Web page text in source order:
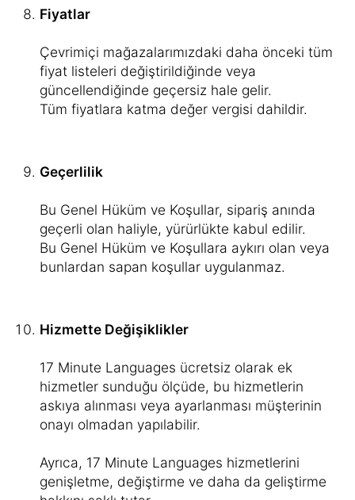
Fiyatlar
Çevrimiçi mağazalarımızdaki daha önceki tüm
fiyat listeleri değiştirildiğinde veya
güncellendiğinde geçersiz hale gelir.
Tüm fiyatlara katma değer vergisi dahildir.
Geçerlilik
Bu Genel Hüküm ve Koşullar, sipariş anında
geçerli olan haliyle, yürürlükte kabul edilir.
Bu Genel Hüküm ve Koşullara aykırı olan veya
bunlardan sapan koşullar uygulanmaz.
Hizmette Değişiklikler
17 Minute Languages ücretsiz olarak ek
hizmetler sunduğu ölçüde, bu hizmetlerin
askıya alınması veya ayarlanması müşterinin
onayı olmadan yapılabilir.
Ayrıca, 17 Minute Languages hizmetlerini
genişletme, değiştirme ve daha da geliştirme